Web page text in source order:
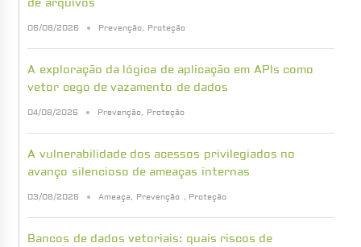
de arquivos
06/08/2026 Prevenção, Proteção
A exploração da lógica de aplicação em APIs como
vetor cego de vazamento de dados
04/08/2026 Prevenção, Proteção
A vulnerabilidade dos acessos privilegiados no
avanço silencioso de ameaças internas
03/08/2026 Ameaça, Prevenção , Proteção
Bancos de dados vetoriais: quais riscos de